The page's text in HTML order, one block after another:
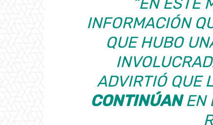
INFORMACIÓN
QUE HUBO
ADVIRTIÓ QUE
CONTINÚANEN